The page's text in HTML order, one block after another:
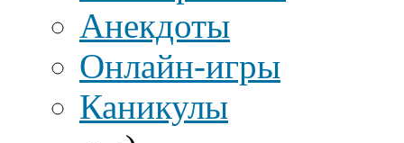
Анекдоты
Онлайн-игры
Каникулы